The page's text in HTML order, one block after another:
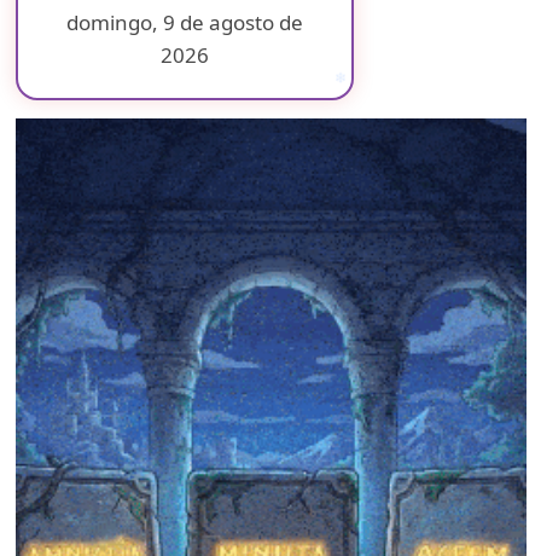
domingo, 9 de agosto de
2026
❄
❄
❄
❄
❄
❄
❄